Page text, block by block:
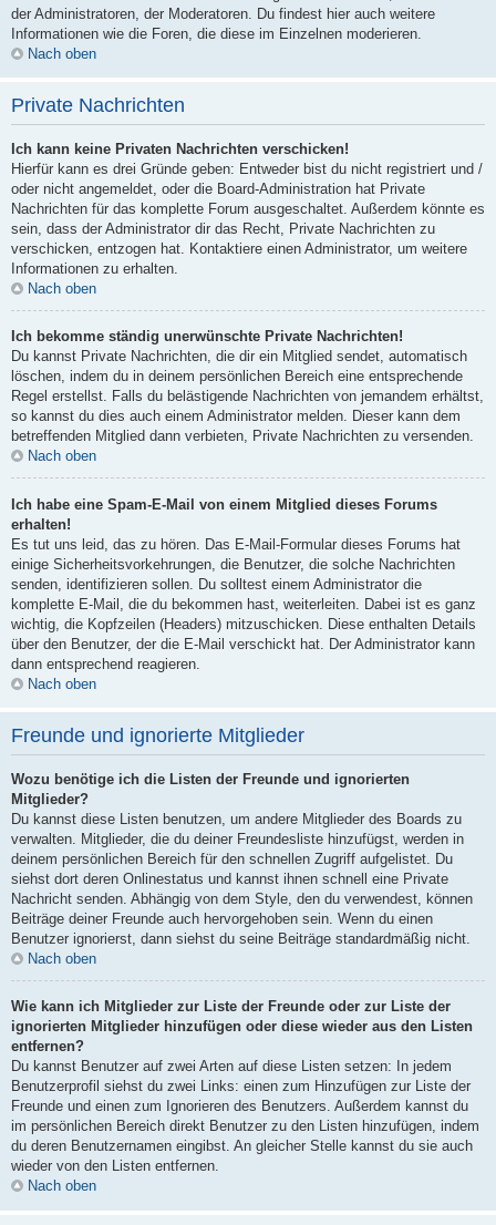
der Administratoren, der Moderatoren. Du findest hier auch weitere
Informationen wie die Foren, die diese im Einzelnen moderieren.
Nach oben
Private Nachrichten
Ich kann keine Privaten Nachrichten verschicken!
Hierfür kann es drei Gründe geben: Entweder bist du nicht registriert und /
oder nicht angemeldet, oder die Board-Administration hat Private
Nachrichten für das komplette Forum ausgeschaltet. Außerdem könnte es
sein, dass der Administrator dir das Recht, Private Nachrichten zu
verschicken, entzogen hat. Kontaktiere einen Administrator, um weitere
Informationen zu erhalten.
Nach oben
Ich bekomme ständig unerwünschte Private Nachrichten!
Du kannst Private Nachrichten, die dir ein Mitglied sendet, automatisch
löschen, indem du in deinem persönlichen Bereich eine entsprechende
Regel erstellst. Falls du belästigende Nachrichten von jemandem erhältst,
so kannst du dies auch einem Administrator melden. Dieser kann dem
betreffenden Mitglied dann verbieten, Private Nachrichten zu versenden.
Nach oben
Ich habe eine Spam-E-Mail von einem Mitglied dieses Forums
erhalten!
Es tut uns leid, das zu hören. Das E-Mail-Formular dieses Forums hat
einige Sicherheitsvorkehrungen, die Benutzer, die solche Nachrichten
senden, identifizieren sollen. Du solltest einem Administrator die
komplette E-Mail, die du bekommen hast, weiterleiten. Dabei ist es ganz
wichtig, die Kopfzeilen (Headers) mitzuschicken. Diese enthalten Details
über den Benutzer, der die E-Mail verschickt hat. Der Administrator kann
dann entsprechend reagieren.
Nach oben
Freunde und ignorierte Mitglieder
Wozu benötige ich die Listen der Freunde und ignorierten
Mitglieder?
Du kannst diese Listen benutzen, um andere Mitglieder des Boards zu
verwalten. Mitglieder, die du deiner Freundesliste hinzufügst, werden in
deinem persönlichen Bereich für den schnellen Zugriff aufgelistet. Du
siehst dort deren Onlinestatus und kannst ihnen schnell eine Private
Nachricht senden. Abhängig von dem Style, den du verwendest, können
Beiträge deiner Freunde auch hervorgehoben sein. Wenn du einen
Benutzer ignorierst, dann siehst du seine Beiträge standardmäßig nicht.
Nach oben
Wie kann ich Mitglieder zur Liste der Freunde oder zur Liste der
ignorierten Mitglieder hinzufügen oder diese wieder aus den Listen
entfernen?
Du kannst Benutzer auf zwei Arten auf diese Listen setzen: In jedem
Benutzerprofil siehst du zwei Links: einen zum Hinzufügen zur Liste der
Freunde und einen zum Ignorieren des Benutzers. Außerdem kannst du
im persönlichen Bereich direkt Benutzer zu den Listen hinzufügen, indem
du deren Benutzernamen eingibst. An gleicher Stelle kannst du sie auch
wieder von den Listen entfernen.
Nach oben